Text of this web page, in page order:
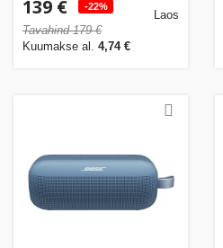
139 € -22%
Tavahind 179 €
Kuumakse al. 4,74 €
Laos
&
Auto